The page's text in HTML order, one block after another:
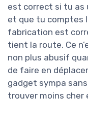
est correct si tu as
et que tu comptes
fabrication est
tient la route. Ce
non plus abusif
de faire en
gadget sympa
trouver moins cher